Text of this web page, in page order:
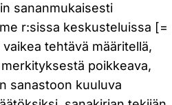
sananmukaisesti
r:sissa keskusteluissa [=
tehtävä määritellä,
poikkeava,
sanastoon kuuluva